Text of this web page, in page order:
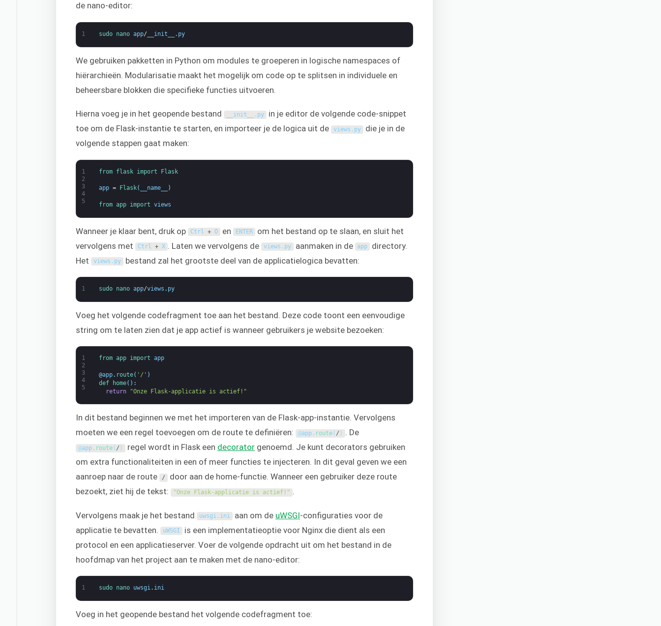
de nano-editor:
1 sudo nano app/ __init__ . py
We gebruiken pakketten in Python om modules te groeperen in logische namespaces of
hiërarchieën. Modularisatie maakt het mogelijk om code op te splitsen in individuele en
beheersbare blokken die specifieke functies uitvoeren.
Hierna voeg je in het geopende bestand __init__ . py in je editor de volgende code-snippet
toe om de Flask-instantie te starten, en importeer je de logica uit de views . py die je in de
volgende stappen gaat maken:
1
2
3
4
5
from flask import Flask
app = Flask( __name__ )
from app import views
Wanneer je klaar bent, druk op Ctrl + O en ENTER om het bestand op te slaan, en sluit het
vervolgens met Ctrl + X . Laten we vervolgens de views . py aanmaken in de app
directory.
Het views . py bestand zal het grootste deel van de applicatielogica bevatten:
1 sudo nano app/views . py
Voeg het volgende codefragment toe aan het bestand. Deze code toont een eenvoudige
string om te laten zien dat je app actief is wanneer gebruikers je website bezoeken:
1
2
3
4
5
from app import app
@app. route( '/' )
def
home( ) :
return
"Onze Flask-applicatie is actief!"
In dit bestand beginnen we met het importeren van de Flask-app-instantie. Vervolgens
moeten we een regel toevoegen om de route te definiëren: @app . route( / ) . De
@app . route( / ) regel wordt in Flask een decoratorgenoemd. Je kunt decorators gebruiken
om extra functionaliteiten in een of meer functies te injecteren. In dit geval geven we een
aanroep naar de route / door aan de home-functie. Wanneer een gebruiker deze route
bezoekt, ziet hij de tekst: "Onze Flask-applicatie is actief!" .
Vervolgens maak je het bestand uwsgi . ini aan om de uWSGI-configuraties voor de
applicatie te bevatten. uWSGI is een implementatieoptie voor Nginx die dient als een
protocol en een applicatieserver. Voer de volgende opdracht uit om het bestand in de
hoofdmap van het project aan te maken met de nano-editor:
1 sudo nano uwsgi. ini
Voeg in het geopende bestand het volgende codefragment toe: